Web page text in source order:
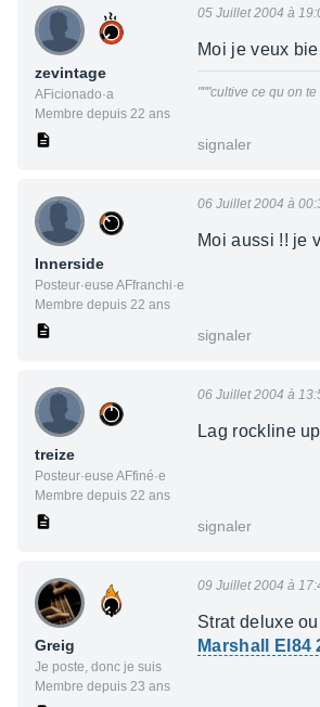
zevintage
AFicionado·a
Membre depuis 22 ans
05 Juillet 2004 à
Moi je veux
"""cultive ce qu on
signaler
Innerside
Posteur·euse AFfranchi·e
Membre depuis 22 ans
06 Juillet 2004 à
Moi aussi !! je
signaler
treize
Posteur·euse AFfiné·e
Membre depuis 22 ans
06 Juillet 2004 à
Lag rockline
signaler
Greig
Je poste, donc je suis
Membre depuis 23 ans
09 Juillet 2004 à
Strat deluxe ou
Marshall El84